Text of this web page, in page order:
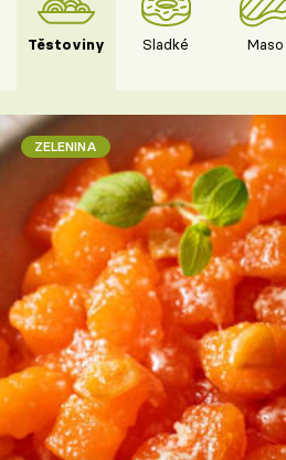
Těstoviny Sladké Maso
ZELENINA